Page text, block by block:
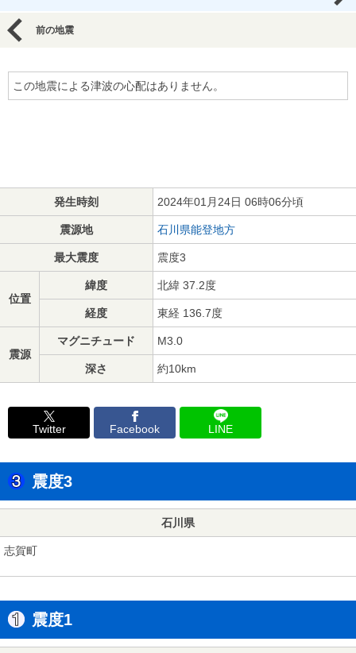
前の地震
この地震による津波の心配はありません。
発生時刻 2024年01月24日 06時06分頃
震源地 石川県能登地方
最大震度 震度3
位置
緯度 北緯 37.2度
経度 東経 136.7度
震源
マグニチュード M3.0
深さ 約10km
Twitter Facebook LINE
震度3
石川県
志賀町
震度1